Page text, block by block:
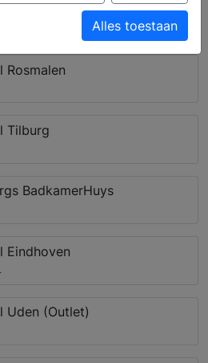
de regio Vlijmen
Rosmalen
Tilburg
BadkamerHuys
Eindhoven
Uden (Outlet)
Alles toestaan